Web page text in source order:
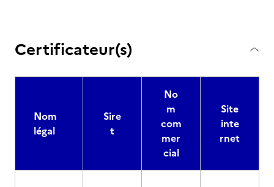
Certificateur(s)
Nom
légal
Sire
t
No
m
com
mer
cial
Site
inte
rnet